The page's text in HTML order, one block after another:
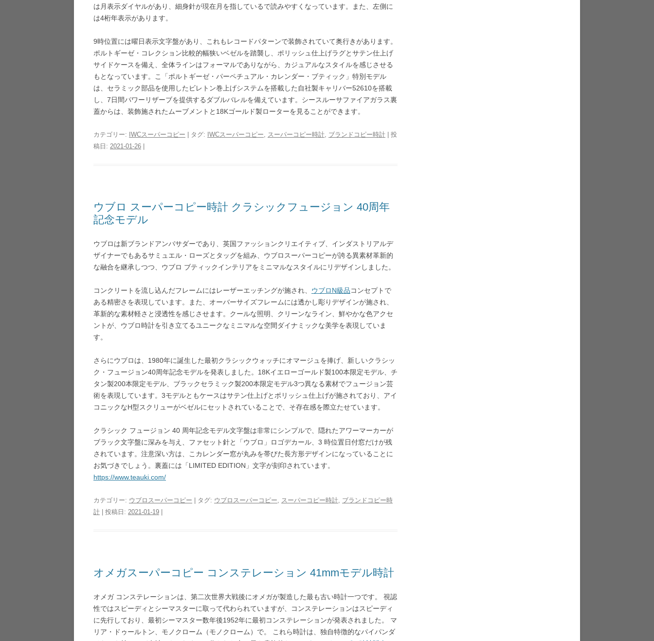
は月表示ダイヤルがあり、細身針が現在月を指しているで読みやすくなっています。また、左側に
は4桁年表示があります。
9時位置には曜日表示文字盤があり、これもレコードパターンで装飾されていて奥行きがあります。
ポルトギーゼ・コレクション比較的幅狭いベゼルを踏襲し、ポリッシュ仕上げラグとサテン仕上げ
サイドケースを備え、全体ラインはフォーマルでありながら、カジュアルなスタイルを感じさせる
もとなっています。こ「ポルトギーゼ・パーペチュアル・カレンダー・ブティック」特別モデル
は、セラミック部品を使用したビレトン巻上げシステムを搭載した自社製キャリバー52610を搭載
し、7日間パワーリザーブを提供するダブルバレルを備えています。シースルーサファイアガラス裏
蓋からは、装飾施されたムーブメントと18Kゴールド製ローターを見ることができます。
カテゴリー: IWCスーパーコピー | タグ: IWCスーパーコピー, スーパーコピー時計, ブランドコピー時計 | 投
稿日: 2021-01-26
ウブロ スーパーコピー時計 クラシックフュージョン 40周年
記念モデル
ウブロは新ブランドアンバサダーであり、英国ファッションクリエイティブ、インダストリアルデ
ザイナーでもあるサミュエル・ローズとタッグを組み、ウブロスーパーコピーが誇る異素材革新的
な融合を継承しつつ、ウブロ ブティックインテリアをミニマルなスタイルにリデザインしました。
コンクリートを流し込んだフレームにはレーザーエッチングが施され、 ウブロN級品コンセプトで
ある精密さを表現しています。また、オーバーサイズフレームには透かし彫りデザインが施され、
革新的な素材軽さと浸透性を感じさせます。クールな照明、クリーンなライン、鮮やかな色アクセ
ントが、ウブロ時計を引き立てるユニークなミニマルな空間ダイナミックな美学を表現していま
す。
さらにウブロは、1980年に誕生した最初クラシックウォッチにオマージュを捧げ、新しいクラシッ
ク・フュージョン40周年記念モデルを発表しました。18Kイエローゴールド製100本限定モデル、チ
タン製200本限定モデル、ブラックセラミック製200本限定モデル3つ異なる素材でフュージョン芸
術を表現しています。3モデルともケースはサテン仕上げとポリッシュ仕上げが施されており、アイ
コニックなH型スクリューがベゼルにセットされていることで、そ存在感を際立たせています。
クラシック フュージョン 40 周年記念モデル文字盤は非常にシンプルで、隠れたアワーマーカーが
ブラック文字盤に深みを与え、ファセット針と「ウブロ」ロゴデカール、3 時位置日付窓だけが残
されています。注意深い方は、こカレンダー窓が丸みを帯びた長方形デザインになっていることに
お気づきでしょう。裏蓋には「LIMITED EDITION」文字が刻印されています。
https://www.teauki.com/
カテゴリー: ウブロスーパーコピー | タグ: ウブロスーパーコピー, スーパーコピー時計, ブランドコピー時
計 | 投稿日: 2021-01-19
オメガスーパーコピー コンステレーション 41mmモデル時計
オメガ コンステレーションは、第二次世界大戦後にオメガが製造した最も古い時計一つです。 視認
性ではスピーディとシーマスターに取って代わられていますが、コンステレーションはスピーディ
に先行しており、最初シーマスター数年後1952年に最初コンステレーションが発表されました。 マ
リア・ドゥールトン、モノクローム（モノクローム）で。 これら時計は、独自特徴的なパイパンダ